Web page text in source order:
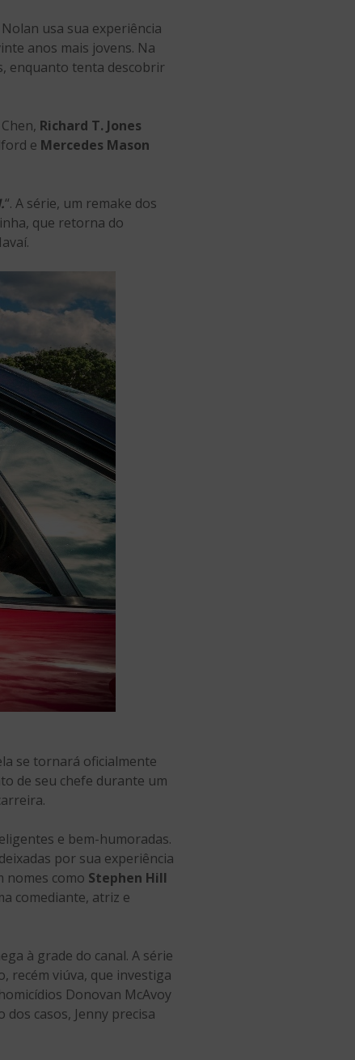
usa sua experiência
anos mais jovens. Na
enquanto tenta descobrir
Richard T. Jones
e Mercedes Mason
“. A série, um remake dos
que retorna do
se tornará oficialmente
de seu chefe durante um
e bem-humoradas.
por sua experiência
nomes como Stephen Hill
comediante, atriz e
à grade do canal. A série
recém viúva, que investiga
Donovan McAvoy
casos, Jenny precisa